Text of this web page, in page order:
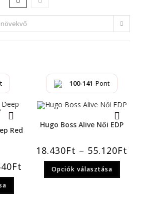
Red
Ft
100-141 Pont
Hugo Boss Alive Női EDP
18.430Ft – 55.120Ft
Opciók választása